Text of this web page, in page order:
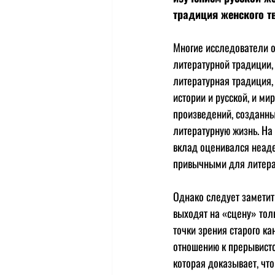
традиция женского
Многие исследователи
литературной
литературная
истории и русской, и
произведений,
литературную жизнь.
вклад оценивался
привычными для
Однако следует
выходят на «сцену»
точки зрения старого
отношению к
которая доказывает,